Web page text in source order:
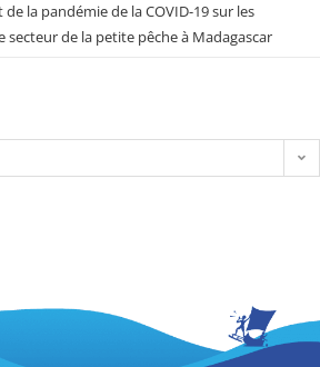
la pandémie de la COVID-19 sur les
de la petite pêche à Madagascar